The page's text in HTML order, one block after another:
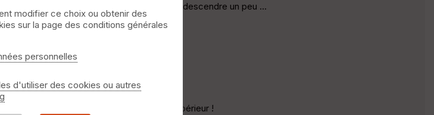
mais il y a quand même de quoi grimper/descendre un peu ...
pts - [+298/-300]
nombre de points constitutif nettement supérieur !
modifier ce choix ou obtenir des
sur la page des conditions générales
personnelles
d'utiliser des cookies ou autres